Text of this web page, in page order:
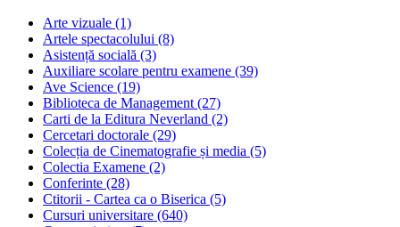
Arte vizuale (1)
Artele spectacolului (8)
Asistență socială (3)
Auxiliare scolare pentru examene (39)
Ave Science (19)
Biblioteca de Management (27)
Carti de la Editura Neverland (2)
Cercetari doctorale (29)
Colecția de Cinematografie și media (5)
Colectia Examene (2)
Conferinte (28)
Ctitorii - Cartea ca o Biserica (5)
Cursuri universitare (640)